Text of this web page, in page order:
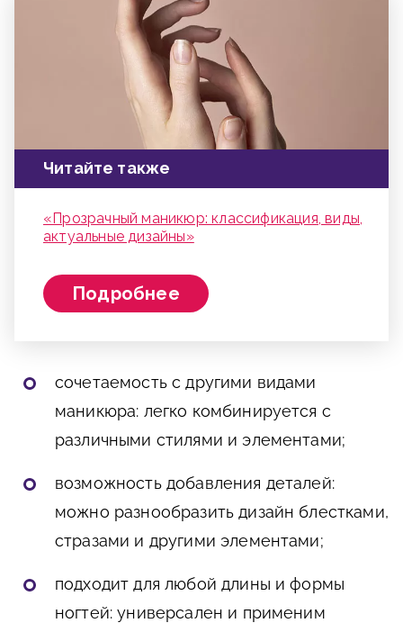
Читайте также
«Прозрачный маникюр: классификация, виды,
актуальные дизайны»
Подробнее
сочетаемость с другими видами
маникюра: легко комбинируется с
различными стилями и элементами;
возможность добавления деталей:
можно разнообразить дизайн блестками,
стразами и другими элементами;
подходит для любой длины и формы
ногтей: универсален и применим